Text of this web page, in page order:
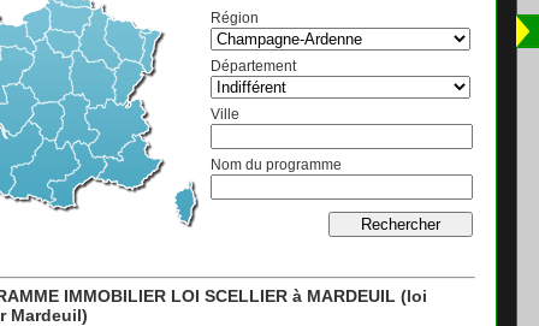
Région
Département
Ville
Nom du programme
IMMOBILIER LOI SCELLIER à MARDEUIL (loi
Mardeuil)